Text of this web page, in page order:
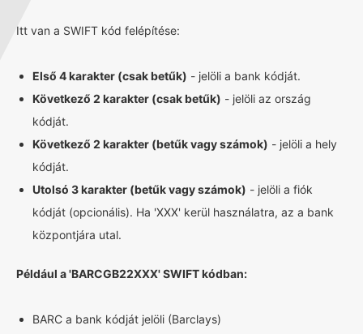
Itt van a SWIFT kód felépítése:
Első 4 karakter (csak betűk) - jelöli a bank kódját.
Következő 2 karakter (csak betűk) - jelöli az ország
kódját.
Következő 2 karakter (betűk vagy számok) - jelöli a hely
kódját.
Utolsó 3 karakter (betűk vagy számok) - jelöli a fiók
kódját (opcionális). Ha 'XXX' kerül használatra, az a bank
központjára utal.
Például a 'BARCGB22XXX' SWIFT kódban:
BARC a bank kódját jelöli (Barclays)